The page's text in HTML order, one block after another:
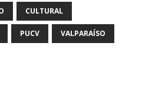
CULTURAL
PUCV VALPARAÍSO